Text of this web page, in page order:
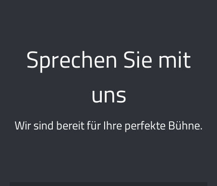
Sprechen Sie mit
uns
Wir sind bereit für Ihre perfekte Bühne.